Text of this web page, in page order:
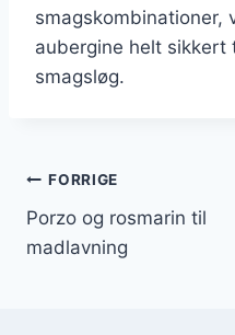
smagskombinationer,
aubergine helt sikkert
smagsløg.
FORRIGE
Porzo og rosmarin til
madlavning